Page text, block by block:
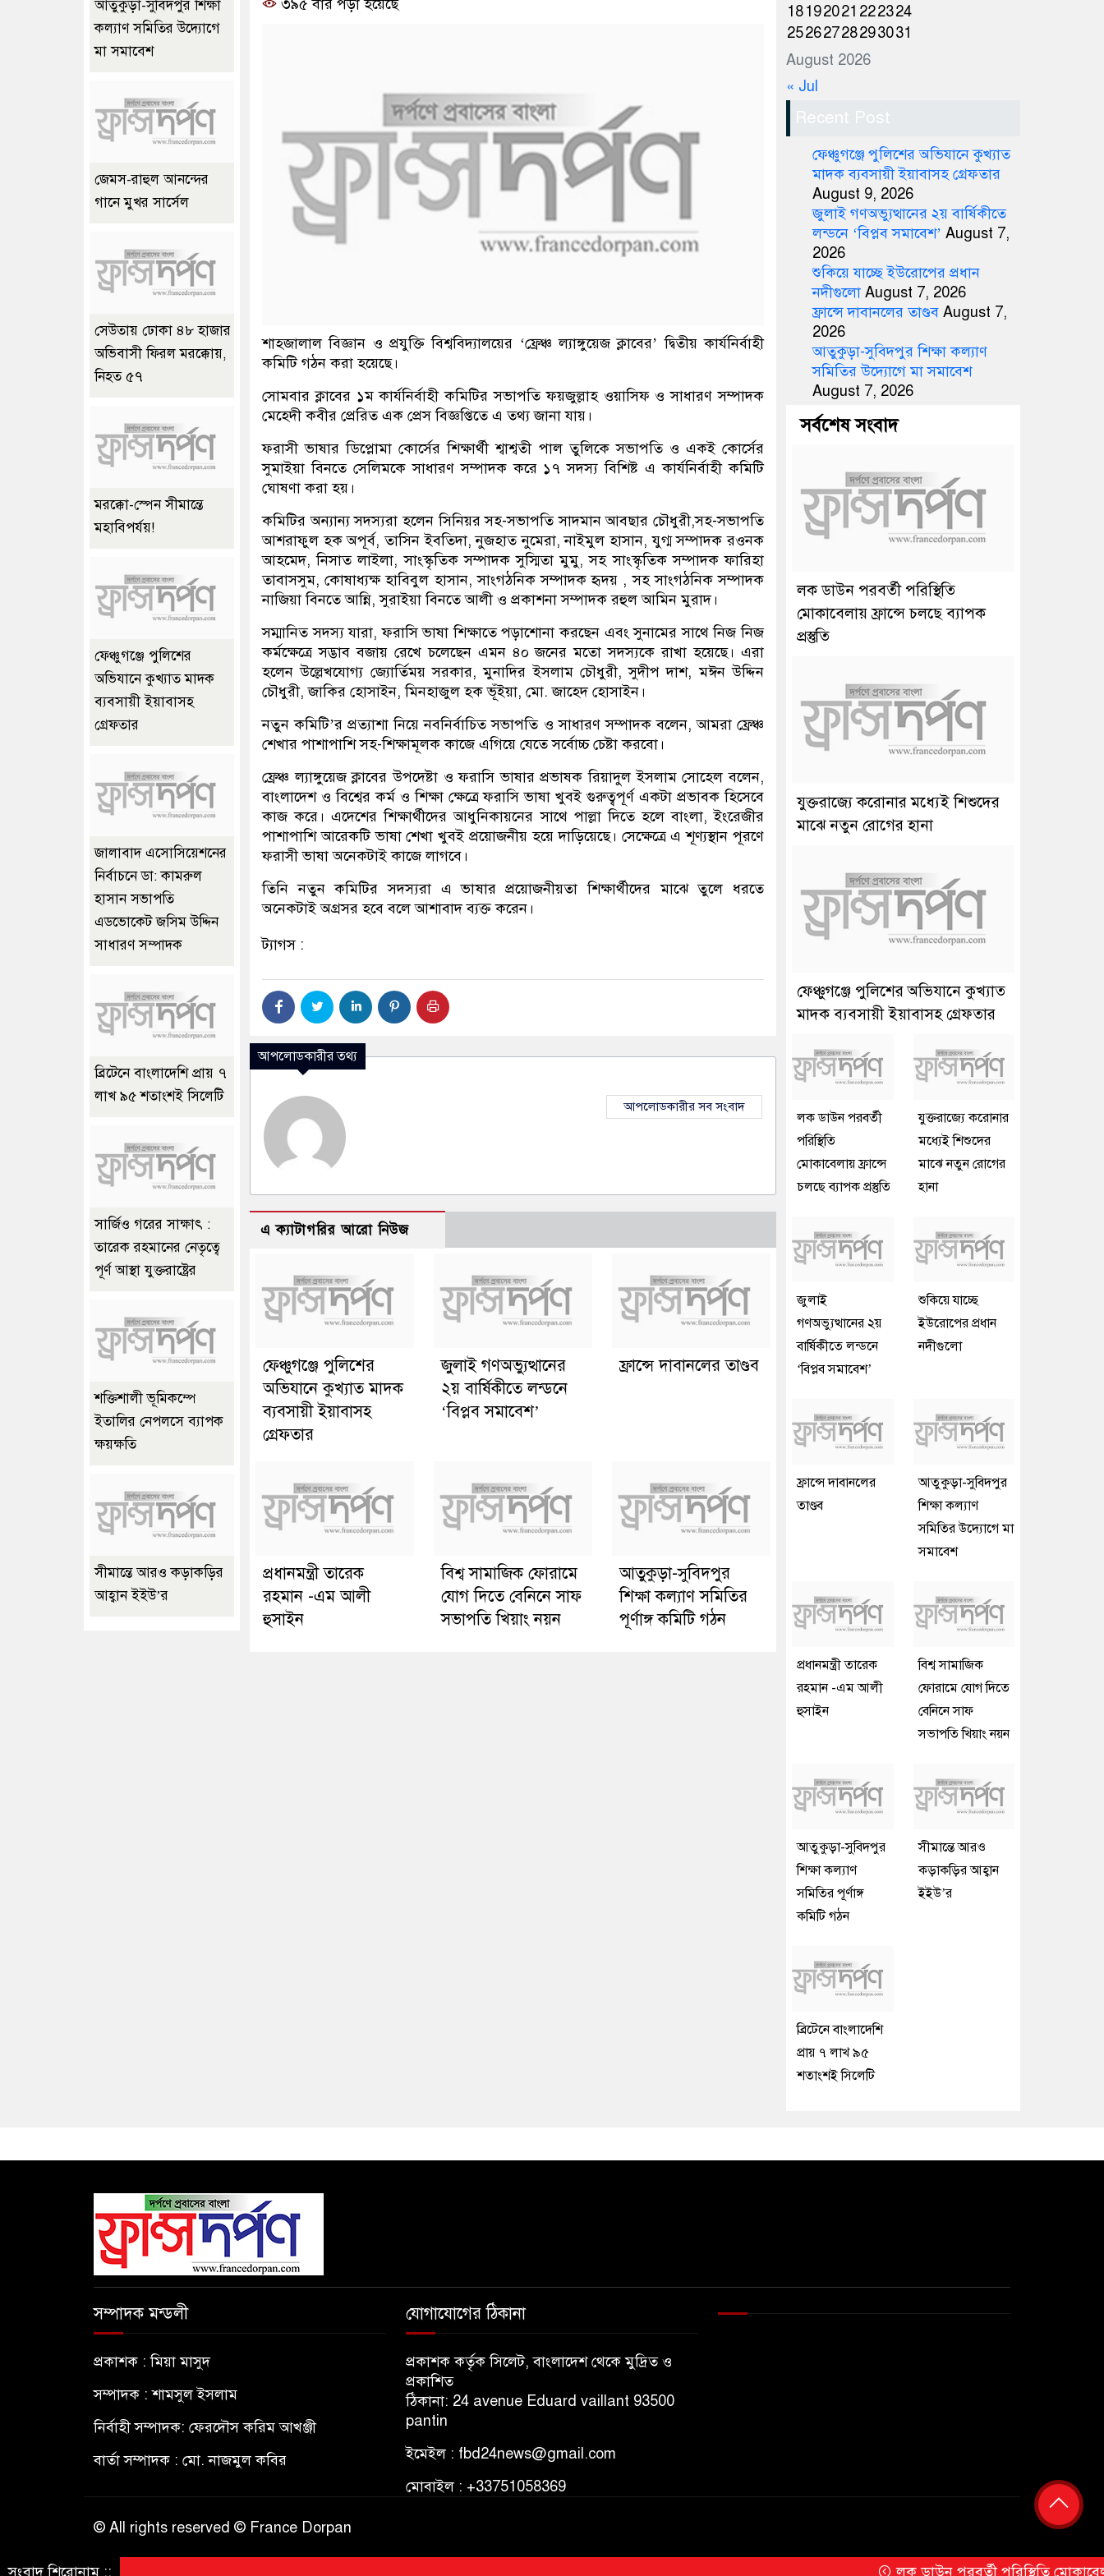
৩৯৫ বার পড়া হয়েছে
শাহজালাল বিজ্ঞান ও প্রযুক্তি বিশ্ববিদ্যালয়ের ‘ফ্রেঞ্চ ল্যাঙ্গুয়েজ ক্লাবের’ দ্বিতীয় কার্যনির্বাহী
কমিটি গঠন করা হয়েছে।
সোমবার ক্লাবের ১ম কার্যনির্বাহী কমিটির সভাপতি ফয়জুল্লাহ ওয়াসিফ ও সাধারণ সম্পাদক
মেহেদী কবীর প্রেরিত এক প্রেস বিজ্ঞপ্তিতে এ তথ্য জানা যায়।
ফরাসী ভাষার ডিপ্লোমা কোর্সের শিক্ষার্থী শ্বাশ্বতী পাল তুলিকে সভাপতি ও একই কোর্সের
সুমাইয়া বিনতে সেলিমকে সাধারণ সম্পাদক করে ১৭ সদস্য বিশিষ্ট এ কার্যনির্বাহী কমিটি
ঘোষণা করা হয়।
কমিটির অন্যান্য সদস্যরা হলেন সিনিয়র সহ-সভাপতি সাদমান আবছার চৌধুরী,সহ-সভাপতি
আশরাফুল হক অপূর্ব, তাসিন ইবতিদা, নুজহাত নুমেরা, নাইমুল হাসান, যুগ্ম সম্পাদক রওনক
আহমেদ, নিসাত লাইলা, সাংস্কৃতিক সম্পাদক সুস্মিতা মুমু, সহ সাংস্কৃতিক সম্পাদক ফারিহা
তাবাসসুম, কোষাধ্যক্ষ হাবিবুল হাসান, সাংগঠনিক সম্পাদক হৃদয় , সহ সাংগঠনিক সম্পাদক
নাজিয়া বিনতে আন্নি, সুরাইয়া বিনতে আলী ও প্রকাশনা সম্পাদক রহুল আমিন মুরাদ।
সম্মানিত সদস্য যারা, ফরাসি ভাষা শিক্ষাতে পড়াশোনা করছেন এবং সুনামের সাথে নিজ নিজ
কর্মক্ষেত্রে সদ্ভাব বজায় রেখে চলেছেন এমন ৪০ জনের মতো সদস্যকে রাখা হয়েছে। এরা
হলেন উল্লেখযোগ্য জ্যোর্তিময় সরকার, মুনাদির ইসলাম চৌধুরী, সুদীপ দাশ, মঈন উদ্দিন
চৌধুরী, জাকির হোসাইন, মিনহাজুল হক ভূঁইয়া, মো. জাহেদ হোসাইন।
নতুন কমিটি’র প্রত্যাশা নিয়ে নবনির্বাচিত সভাপতি ও সাধারণ সম্পাদক বলেন, আমরা ফ্রেঞ্চ
শেখার পাশাপাশি সহ-শিক্ষামূলক কাজে এগিয়ে যেতে সর্বোচ্চ চেষ্টা করবো।
ফ্রেঞ্চ ল্যাঙ্গুয়েজ ক্লাবের উপদেষ্টা ও ফরাসি ভাষার প্রভাষক রিয়াদুল ইসলাম সোহেল বলেন,
বাংলাদেশ ও বিশ্বের কর্ম ও শিক্ষা ক্ষেত্রে ফরাসি ভাষা খুবই গুরুত্বপূর্ণ একটা প্রভাবক হিসেবে
কাজ করে। এদেশের শিক্ষার্থীদের আধুনিকায়নের সাথে পাল্লা দিতে হলে বাংলা, ইংরেজীর
পাশাপাশি আরেকটি ভাষা শেখা খুবই প্রয়োজনীয় হয়ে দাড়িয়েছে। সেক্ষেত্রে এ শূণ্যস্থান পূরণে
ফরাসী ভাষা অনেকটাই কাজে লাগবে।
তিনি নতুন কমিটির সদস্যরা এ ভাষার প্রয়োজনীয়তা শিক্ষার্থীদের মাঝে তুলে ধরতে
অনেকটাই অগ্রসর হবে বলে আশাবাদ ব্যক্ত করেন।
ট্যাগস :
আপলোডকারীর তথ্য
আপলোডকারীর সব সংবাদ
এ ক্যাটাগরির আরো নিউজ
ফেঞ্চুগঞ্জে পুলিশের
অভিযানে কুখ্যাত মাদক
ব্যবসায়ী ইয়াবাসহ
গ্রেফতার
জুলাই গণঅভ্যুত্থানের
২য় বার্ষিকীতে লন্ডনে
‘বিপ্লব সমাবেশ’
ফ্রান্সে দাবানলের তাণ্ডব
প্রধানমন্ত্রী তারেক
রহমান -এম আলী
হুসাইন
বিশ্ব সামাজিক ফোরামে
যোগ দিতে বেনিনে সাফ
সভাপতি খিয়াং নয়ন
আতুকুড়া-সুবিদপুর
শিক্ষা কল্যাণ সমিতির
পূর্ণাঙ্গ কমিটি গঠন
আতুকুড়া-সুবিদপুর শিক্ষা
কল্যাণ সমিতির উদ্যোগে
মা সমাবেশ
জেমস-রাহুল আনন্দের
গানে মুখর সার্সেল
সেউতায় ঢোকা ৪৮ হাজার
অভিবাসী ফিরল মরক্কোয়,
নিহত ৫৭
মরক্কো-স্পেন সীমান্তে
মহাবিপর্যয়!
ফেঞ্চুগঞ্জে পুলিশের
অভিযানে কুখ্যাত মাদক
ব্যবসায়ী ইয়াবাসহ
গ্রেফতার
জালাবাদ এসোসিয়েশনের
নির্বাচনে ডা: কামরুল
হাসান সভাপতি
এডভোকেট জসিম উদ্দিন
সাধারণ সম্পাদক
ব্রিটেনে বাংলাদেশি প্রায় ৭
লাখ ৯৫ শতাংশই সিলেটি
সার্জিও গরের সাক্ষাৎ :
তারেক রহমানের নেতৃত্বে
পূর্ণ আস্থা যুক্তরাষ্ট্রের
শক্তিশালী ভূমিকম্পে
ইতালির নেপলসে ব্যাপক
ক্ষয়ক্ষতি
সীমান্তে আরও কড়াকড়ির
আহ্বান ইইউ’র
August 2026
18192021 222324
25262728293031
« Jul
Recent Post
ফেঞ্চুগঞ্জে পুলিশের অভিযানে কুখ্যাত
মাদক ব্যবসায়ী ইয়াবাসহ গ্রেফতার
August 9, 2026
জুলাই গণঅভ্যুত্থানের ২য় বার্ষিকীতে
লন্ডনে ‘বিপ্লব সমাবেশ’ August 7,
2026
শুকিয়ে যাচ্ছে ইউরোপের প্রধান
নদীগুলো August 7, 2026
ফ্রান্সে দাবানলের তাণ্ডব August 7,
2026
আতুকুড়া-সুবিদপুর শিক্ষা কল্যাণ
সমিতির উদ্যোগে মা সমাবেশ
August 7, 2026
সর্বশেষ সংবাদ
লক ডাউন পরবর্তী পরিস্থিতি
মোকাবেলায় ফ্রান্সে চলছে ব্যাপক
প্রস্তুতি
যুক্তরাজ্যে করোনার মধ্যেই শিশুদের
মাঝে নতুন রোগের হানা
ফেঞ্চুগঞ্জে পুলিশের অভিযানে কুখ্যাত
মাদক ব্যবসায়ী ইয়াবাসহ গ্রেফতার
লক ডাউন পরবর্তী
পরিস্থিতি
মোকাবেলায় ফ্রান্সে
চলছে ব্যাপক প্রস্তুতি
যুক্তরাজ্যে করোনার
মধ্যেই শিশুদের
মাঝে নতুন রোগের
হানা
জুলাই
গণঅভ্যুত্থানের ২য়
বার্ষিকীতে লন্ডনে
‘বিপ্লব সমাবেশ’
শুকিয়ে যাচ্ছে
ইউরোপের প্রধান
নদীগুলো
ফ্রান্সে দাবানলের
তাণ্ডব
আতুকুড়া-সুবিদপুর
শিক্ষা কল্যাণ
সমিতির উদ্যোগে মা
সমাবেশ
প্রধানমন্ত্রী তারেক
রহমান -এম আলী
হুসাইন
বিশ্ব সামাজিক
ফোরামে যোগ দিতে
বেনিনে সাফ
সভাপতি খিয়াং নয়ন
আতুকুড়া-সুবিদপুর
শিক্ষা কল্যাণ
সমিতির পূর্ণাঙ্গ
কমিটি গঠন
সীমান্তে আরও
কড়াকড়ির আহ্বান
ইইউ’র
ব্রিটেনে বাংলাদেশি
প্রায় ৭ লাখ ৯৫
শতাংশই সিলেটি
সম্পাদক মন্ডলী
প্রকাশক : মিয়া মাসুদ
সম্পাদক : শামসুল ইসলাম
নির্বাহী সম্পাদক: ফেরদৌস করিম আখঞ্জী
বার্তা সম্পাদক : মো. নাজমুল কবির
যোগাযোগের ঠিকানা
প্রকাশক কর্তৃক সিলেট, বাংলাদেশ থেকে মুদ্রিত ও
প্রকাশিত
ঠিকানা: 24 avenue Eduard vaillant 93500
pantin
ইমেইল : fbd24news@gmail.com
মোবাইল : +33751058369
© All rights reserved © France Dorpan
সংবাদ শিরোনাম :: লক ডাউন পরবর্তী পরিস্থিতি মোকাবেলায়